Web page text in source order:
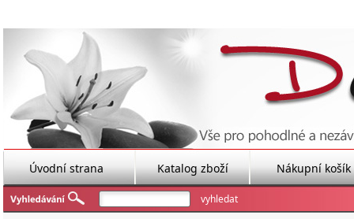
Úvodní strana Katalog zboží Nákupní košík